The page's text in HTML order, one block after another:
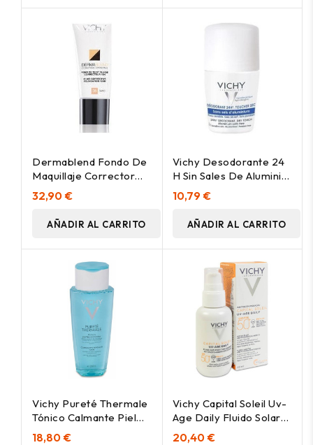
Dermablend Fondo De
Maquillaje Corrector
Vichy Cosmetica
Correctora 55 Bronce,
30 Ml
32,90 €
AÑADIR AL CARRITO
Vichy Desodorante 24
H Sin Sales De Aluminio
Roll On, 50 Ml
10,79 €
AÑADIR AL CARRITO
Vichy Pureté Thermale
Tónico Calmante Piel
Normal/Mixta 200Ml
18,80 €
Vichy Capital Soleil Uv-
Age Daily Fluido Solar
Spf 50+, 40 Ml
20,40 €